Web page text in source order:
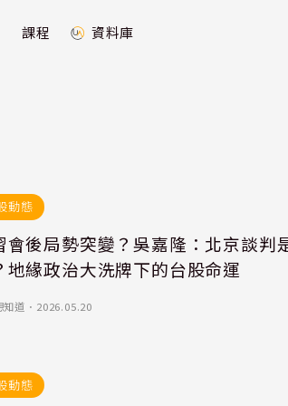
課程 資料庫
動態
會後局勢突變？吳嘉隆：北京談判
地緣政治大洗牌下的台股命運
知道 ． 2026.05.20
動態